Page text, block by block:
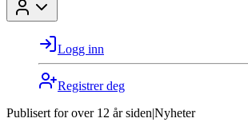
Logg inn
Registrer deg
Publisert for over 12 år siden|Nyheter